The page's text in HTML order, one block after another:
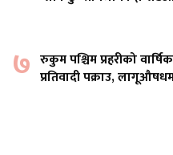
७ रुकुम पश्चिम प्रहरीको
प्रतिवादी पक्राउ,